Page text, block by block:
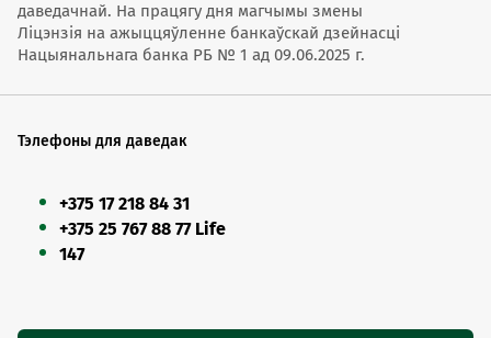
даведачнай. На працягу дня магчымы змены
Ліцэнзія на ажыццяўленне банкаўскай дзейнасці
Нацыянальнага банка РБ № 1 ад 09.06.2025 г.
Тэлефоны для даведак
+375 17 218 84 31
+375 25 767 88 77 Life
147